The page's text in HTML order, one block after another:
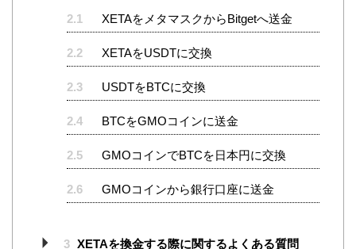
2.1 XETAをメタマスクからBitgetへ送金
2.2 XETAをUSDTに交換
2.3 USDTをBTCに交換
2.4 BTCをGMOコインに送金
2.5 GMOコインでBTCを日本円に交換
2.6 GMOコインから銀行口座に送金
3 XETAを換金する際に関するよくある質問